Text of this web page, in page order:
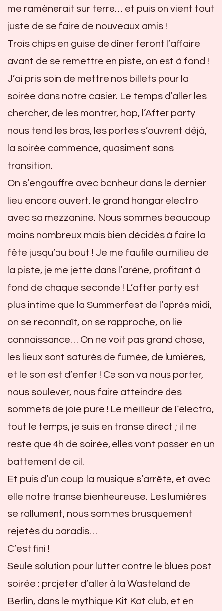
me ramènerait sur terre… et puis on vient tout
juste de se faire de nouveaux amis !
Trois chips en guise de dîner feront l’affaire
avant de se remettre en piste, on est à fond !
J’ai pris soin de mettre nos billets pour la
soirée dans notre casier. Le temps d’aller les
chercher, de les montrer, hop, l’After party
nous tend les bras, les portes s’ouvrent déjà,
la soirée commence, quasiment sans
transition.
On s’engouffre avec bonheur dans le dernier
lieu encore ouvert, le grand hangar electro
avec sa mezzanine. Nous sommes beaucoup
moins nombreux mais bien décidés à faire la
fête jusqu’au bout ! Je me faufile au milieu de
la piste, je me jette dans l’arène, profitant à
fond de chaque seconde ! L’after party est
plus intime que la Summerfest de l’après midi,
on se reconnaît, on se rapproche, on lie
connaissance… On ne voit pas grand chose,
les lieux sont saturés de fumée, de lumières,
et le son est d’enfer ! Ce son va nous porter,
nous soulever, nous faire atteindre des
sommets de joie pure ! Le meilleur de l’electro,
tout le temps, je suis en transe direct ; il ne
reste que 4h de soirée, elles vont passer en un
battement de cil.
Et puis d’un coup la musique s’arrête, et avec
elle notre transe bienheureuse. Les lumières
se rallument, nous sommes brusquement
rejetés du paradis…
C’est fini !
Seule solution pour lutter contre le blues post
soirée : projeter d’aller à la Wasteland de
Berlin, dans le mythique Kit Kat club, et en